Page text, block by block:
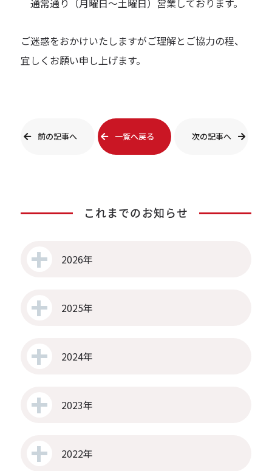
通常通り（月曜日～土曜日）営業しております。
ご迷惑をおかけいたしますがご理解とご協力の程、
宜しくお願い申し上げます。
前の記事へ 一覧へ戻る 次の記事へ
これまでのお知らせ
2026年
2025年
2024年
2023年
2022年